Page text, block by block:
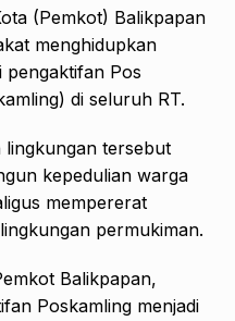
(Pemkot) Balikpapan
menghidupkan
pengaktifan Pos
di seluruh RT.
lingkungan tersebut
kepedulian warga
mempererat
permukiman.
Balikpapan,
Poskamling menjadi